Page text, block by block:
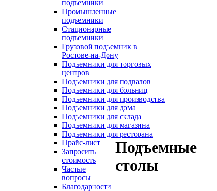
подъемники
Промышленные
подъемники
Стационарные
подъемники
Грузовой подъемник в
Ростове-на-Дону
Подъемники для торговых
центров
Подъемники для подвалов
Подъемники для больниц
Подъемники для производства
Подъемники для дома
Подъемники для склада
Подъемники для магазина
Подъемники для ресторана
Прайс-лист
Запросить
стоимость
Частые
вопросы
Благодарности
Подъемные
столы